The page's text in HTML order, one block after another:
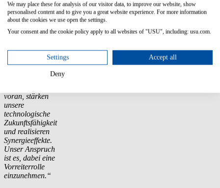
lösen wir unsere
bislang stark
Anwendung ab.
treiben wir im
AOK-Verbund
Vereinheitlichung
voran, stärken
unsere
technologische
Zukunftsfähigkeit
und realisieren
Synergieeffekte.
Unser Anspruch
ist es, dabei eine
Vorreiterrolle
einzunehmen.“
We may place these for analysis of our visitor data, to improve our website, show
personalised content and to give you a great website experience. For more information
about the cookies we use open the settings.
Your consent and the cookie policy apply to all websites of "USU", including: usu.com.
Settings Accept all
Deny